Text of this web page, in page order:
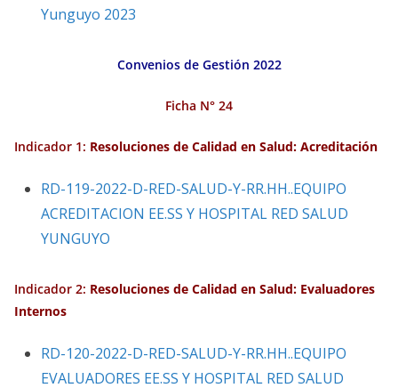
Yunguyo 2023
Convenios de Gestión 2022
Ficha N° 24
Indicador 1: Resoluciones de Calidad en Salud: Acreditación
RD-119-2022-D-RED-SALUD-Y-RR.HH..EQUIPO
ACREDITACION EE.SS Y HOSPITAL RED SALUD
YUNGUYO
Indicador 2: Resoluciones de Calidad en Salud: Evaluadores
Internos
RD-120-2022-D-RED-SALUD-Y-RR.HH..EQUIPO
EVALUADORES EE.SS Y HOSPITAL RED SALUD